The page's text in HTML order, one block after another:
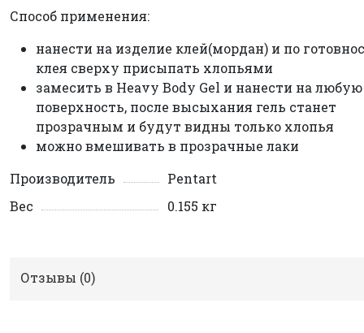
Способ применения:
нанести на изделие клей(мордан) и по
клея сверху присыпать хлопьями
замесить в Heavy Body Gel и нанести на любую
поверхность, после высыхания гель станет
прозрачным и будут видны только хлопья
можно вмешивать в прозрачные лаки
Производитель
Pentart
Вес
0.155 кг
Отзывы (0)